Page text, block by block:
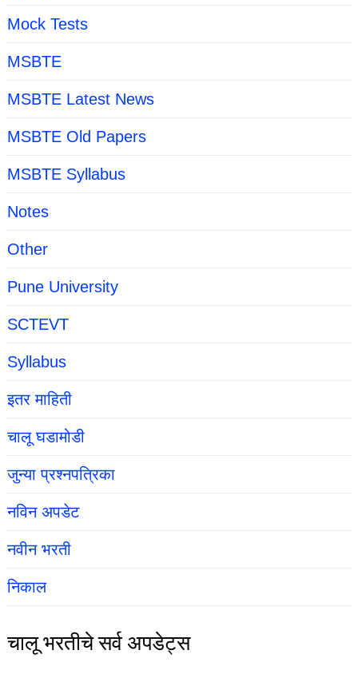
Mock Tests
MSBTE
MSBTE Latest News
MSBTE Old Papers
MSBTE Syllabus
Notes
Other
Pune University
SCTEVT
Syllabus
इतर माहिती
चालू घडामोडी
जुन्या प्रश्नपत्रिका
नविन अपडेट
नवीन भरती
निकाल
चालू भरतीचे सर्व अपडेट्स